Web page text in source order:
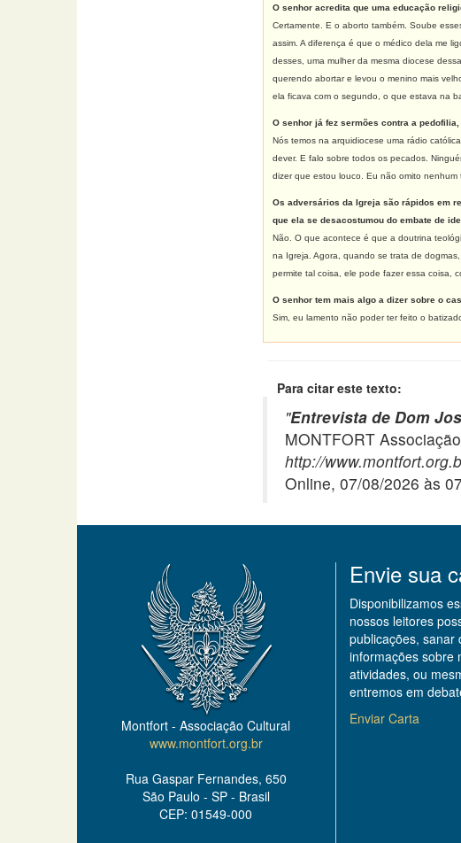
O senhor acredita que uma educação
Certamente. E o aborto também. Soube
assim. A diferença é que o médico dela me
desses, uma mulher da mesma diocese
querendo abortar e levou o menino mais
ela ficava com o segundo, o que estava na
O senhor já fez sermões contra a
Nós temos na arquidiocese uma rádio
dever. E falo sobre todos os pecados.
dizer que estou louco. Eu não omito nenhum
Os adversários da Igreja são rápidos em
que ela se desacostumou do embate de
Não. O que acontece é que a doutrina
na Igreja. Agora, quando se trata de
permite tal coisa, ele pode fazer essa coisa,
O senhor tem mais algo a dizer sobre o
Sim, eu lamento não poder ter feito o
Para citar este texto:
"Entrevista de Dom
MONTFORT
http://
Online, 07/08/2026 às
Montfort - Associação Cultural
www.montfort.org.br
Rua Gaspar Fernandes, 650
São Paulo - SP - Brasil
CEP: 01549-000
Envie sua
Disponibilizamos
nossos leitores
publicações, sanar
informações sobre
atividades, ou
entremos em
Enviar Carta